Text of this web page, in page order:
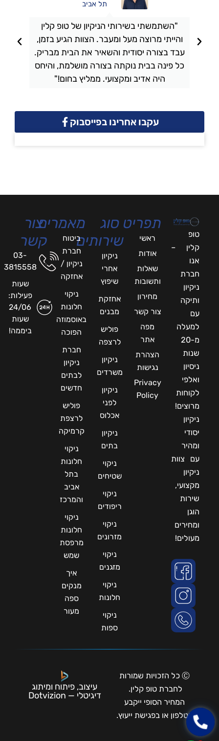
"השתמשתי בשירותי הניקיון של טופ קלין
והייתי מרוצה מעל ומעבר. הצוות הגיע בזמן,
עבד בצורה יסודית והשאיר את הבית מבריק.
כל פינה בבית נוקתה בצורה מושלמת, והיחס
היה אדיב ומקצועי. ממליץ בחום!"
תל אביב
עקבו אחרינו בפייסבוק
טופ
קלין –
אנו
חברת
ניקיון
ותיקה
עם
למעלה
מ-20
שנות
ניסיון
ואלפי
לקוחות
מרוצים!
ניקיון
יסודי
ומהיר
עם צוות
ניקיון
מקצועי,
שירות
הוגן
ומחירים
מעולים!
תפריט
ראשי
אודות
שאלות
ותשובות
מחירון
צור קשר
מפה
אתר
הצהרת
נגישות
Privacy
Policy
סוג
שירותים
ניקיון
אחרי
שיפוץ
אחזקת
מבנים
פוליש
לרצפה
ניקיון
משרדים
ניקיון
לפני
אכלוס
ניקיון
בתים
ניקוי
שטיחים
ניקוי
ריפודים
ניקוי
מזרונים
ניקוי
מזגנים
ניקוי
חלונות
ניקוי
ספות
מאמרים
ביטוח
חברת
ניקיון /
אחזקה
ניקוי
חלונות
באוסמוזה
הפוכה
חברת
ניקיון
לבתים
חדשים
פוליש
לרצפת
קרמיקה
ניקוי
חלונות
בתל
אביב
והמרכז
ניקוי
חלונות
מרפסת
שמש
איך
מנקים
ספה
מעור
צור
קשר
03-
3815558
שעות
פעילות:
24/06
שעות
ביממה!
Ⓒ כל הזכויות שמורות
לחברת טופ קלין.
המחיר הסופי ייקבע
בטלפון או בפגישת ייעוץ.
עיצוב, פיתוח ומיתוג
דיגיטלי — Dotvizion